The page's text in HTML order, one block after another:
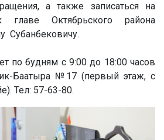
а также записаться на
Октябрьского района
Субанбековичу.
по будням с 9:00 до 18:00 часов
Баатыра №17 (первый этаж, с
Тел: 57-63-80.